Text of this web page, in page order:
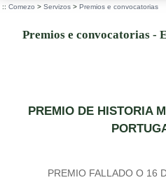
:: Comezo > Servizos > Premios e convocatorias
Premios e convocatorias -
PREMIO DE HISTORIA
PREMIO FALLADO O 16